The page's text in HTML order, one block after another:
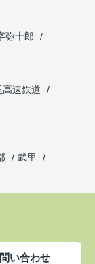
弥十郎
高速鉄道
武里
い合わせ